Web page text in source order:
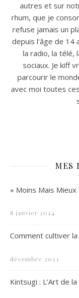
autres et sur
rhum, que je
refuse jamais un
depuis l'âge de 14
la radio, la télé,
sociaux. Je kiff
parcourir le
avec moi toutes
MES
« Moins Mais
8 janvier 2024
Comment cultiver
décembre 2023
Kintsugi : L’Art de